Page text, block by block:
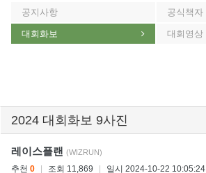
공지사항 공식책자
대회화보 대회영상
2024 대회화보 9사진
레이스플랜 (WIZRUN)
추천 0 | 조회 11,869 | 일시 2024-10-22 10:05:24